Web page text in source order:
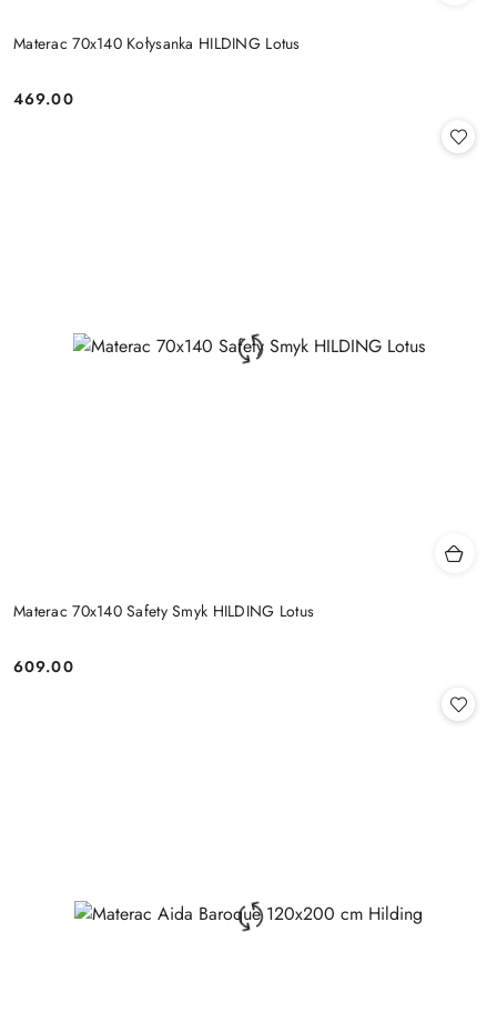
Materac 70x140 Kołysanka HILDING Lotus
Cena:
469.00
Materac 70x140 Safety Smyk HILDING Lotus
Cena:
609.00